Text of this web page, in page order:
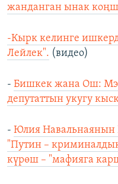
жанданган ынак
-Кырк келинге
Лейлек". (видео)
- Бишкек жана Ош:
депутаттын укугу
- Юлия Навальнаянын
"Путин –
күрөш – "мафияга